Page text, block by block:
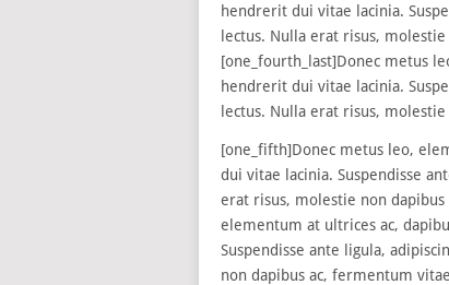
hendrerit dui vitae lacinia.
lectus. Nulla erat risus,
[one_fourth_last]Donec metus
hendrerit dui vitae lacinia.
lectus. Nulla erat risus,
[one_fifth]Donec metus leo,
dui vitae lacinia. Suspendisse
erat risus, molestie non
elementum at ultrices ac,
Suspendisse ante ligula,
non dapibus ac, fermentum